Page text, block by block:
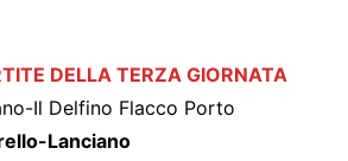
DELLA TERZA GIORNATA
Il Delfino Flacco Porto
Lanciano